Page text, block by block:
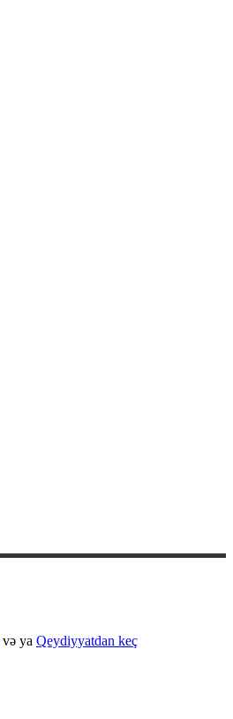
və ya Qeydiyyatdan keç